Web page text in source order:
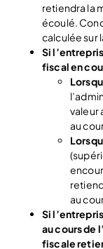
retiendra la
écoulé.
calculée sur
Si
fiscal en
valeur
au
au
Si
au cours de
fiscale